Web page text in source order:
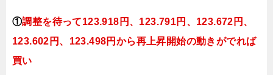
①調整を待って123.918円、123.791円、123.672円、
123.602円、123.498円から再上昇開始の動きがでれば
買い